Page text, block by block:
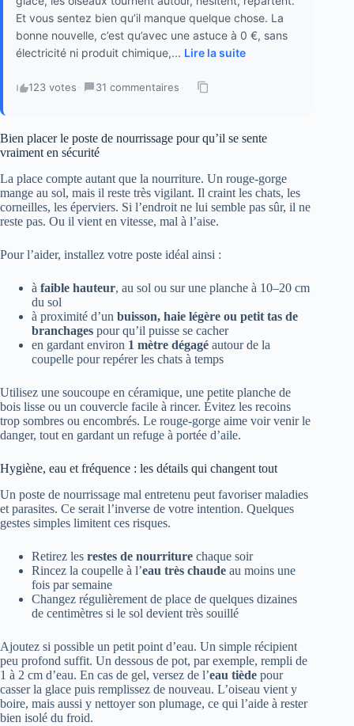
Et vous sentez bien qu’il manque quelque chose. La
bonne nouvelle, c’est qu’avec une astuce à 0 €, sans
électricité ni produit chimique,... Lire la suite
123 votes · 31 commentaires ·
Bien placer le poste de nourrissage pour qu’il se sente
vraiment en sécurité
La place compte autant que la nourriture. Un rouge-gorge
mange au sol, mais il reste très vigilant. Il craint les chats, les
corneilles, les éperviers. Si l’endroit ne lui semble pas sûr, il ne
reste pas. Ou il vient en vitesse, mal à l’aise.
Pour l’aider, installez votre poste idéal ainsi :
à faible hauteur, au sol ou sur une planche à 10–20 cm
du sol
à proximité d’un buisson, haie légère ou petit tas de
branchages pour qu’il puisse se cacher
en gardant environ 1 mètre dégagé autour de la
coupelle pour repérer les chats à temps
Utilisez une soucoupe en céramique, une petite planche de
bois lisse ou un couvercle facile à rincer. Évitez les recoins
trop sombres ou encombrés. Le rouge-gorge aime voir venir le
danger, tout en gardant un refuge à portée d’aile.
Hygiène, eau et fréquence : les détails qui changent tout
Un poste de nourrissage mal entretenu peut favoriser maladies
et parasites. Ce serait l’inverse de votre intention. Quelques
gestes simples limitent ces risques.
Retirez les restes de nourriture chaque soir
Rincez la coupelle à l’eau très chaude au moins une
fois par semaine
Changez régulièrement de place de quelques dizaines
de centimètres si le sol devient très souillé
Ajoutez si possible un petit point d’eau. Un simple récipient
peu profond suffit. Un dessous de pot, par exemple, rempli de
1 à 2 cm d’eau. En cas de gel, versez de l’eau tiède pour
casser la glace puis remplissez de nouveau. L’oiseau vient y
boire, mais aussi y nettoyer son plumage, ce qui l’aide à rester
bien isolé du froid.